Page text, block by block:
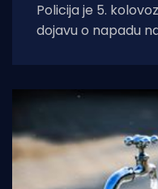
Policija je 5.
dojavu o napadu